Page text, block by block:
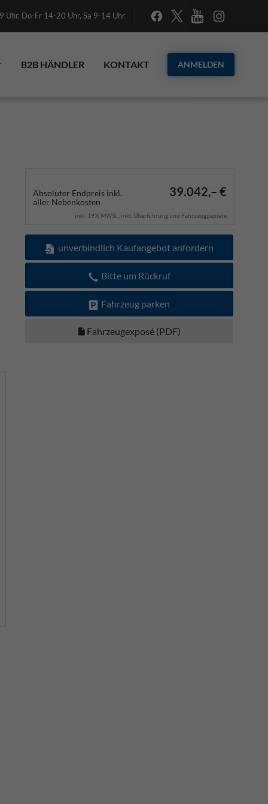
Uhr, Do-Fr 14-20 Uhr, Sa 9-14 Uhr
B2B HÄNDLER KONTAKT ANMELDEN
Absoluter Endpreis inkl.
aller Nebenkosten
39.042,– €
inkl. 19% MWSt., inkl. Überführung und Fahrzeugpapiere
unverbindlich Kaufangebot anfordern
Bitte um Rückruf
Fahrzeug parken
Fahrzeugexposé (PDF)